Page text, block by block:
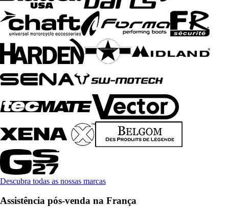
Descubra todas as nossas marcas
Assistência pós-venda na França